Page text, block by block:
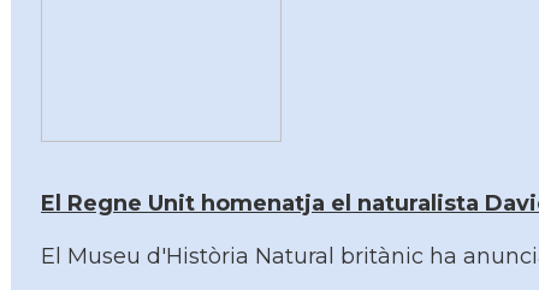
El Regne Unit homenatja el naturalista
El Museu d'Història Natural britànic ha